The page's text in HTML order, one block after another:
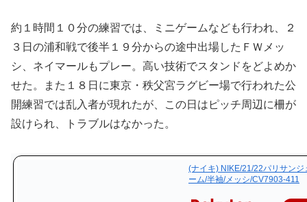
約１時間１０分の練習では、ミニゲームなども行われ、２
３日の浦和戦で後半１９分からの途中出場したＦＷメッ
シ、ネイマールもプレー。高い技術でスタンドをどよめか
せた。また１８日に東京・秩父宮ラグビー場で行われた公
開練習では乱入者が現れたが、この日はピッチ周辺に柵が
設けられ、トラブルはなかった。
(ナイキ) NIKE/21/22パリサンジ
ーム/半袖/メッシ/CV7903-411